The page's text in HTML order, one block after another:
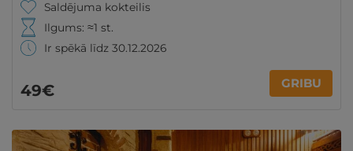
Saldējuma kokteilis
Ilgums: ≈1 st.
Ir spēkā līdz 30.12.2026
49€ GRIBU